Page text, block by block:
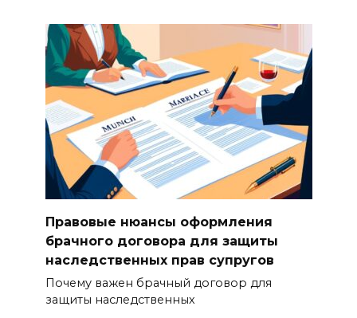
Правовые нюансы оформления
брачного договора для защиты
наследственных прав супругов
Почему важен брачный договор для
защиты наследственных